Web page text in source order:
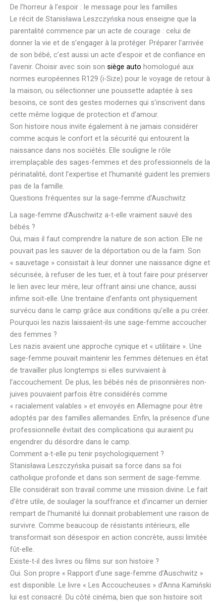
De l’horreur à l’espoir : le message pour les familles
Le récit de Stanisława Leszczyńska nous enseigne que la
parentalité commence par un acte de courage : celui de
donner la vie et de s’engager à la protéger. Préparer l’arrivée
de son bébé, c’est aussi un acte d’espoir et de confiance en
l’avenir. Choisir avec soin son siège auto homologué aux
normes européennes R129 (i-Size) pour le voyage de retour à
la maison, ou sélectionner une poussette adaptée à ses
besoins, ce sont des gestes modernes qui s’inscrivent dans
cette même logique de protection et d’amour.
Son histoire nous invite également à ne jamais considérer
comme acquis le confort et la sécurité qui entourent la
naissance dans nos sociétés. Elle souligne le rôle
irremplaçable des sages-femmes et des professionnels de la
périnatalité, dont l’expertise et l’humanité guident les premiers
pas de la famille.
Questions fréquentes sur la sage-femme d’Auschwitz
La sage-femme d’Auschwitz a-t-elle vraiment sauvé des
bébés ?
Oui, mais il faut comprendre la nature de son action. Elle ne
pouvait pas les sauver de la déportation ou de la faim. Son
« sauvetage » consistait à leur donner une naissance digne et
sécurisée, à refuser de les tuer, et à tout faire pour préserver
le lien avec leur mère, leur offrant ainsi une chance, aussi
infime soit-elle. Une trentaine d’enfants ont physiquement
survécu dans le camp grâce aux conditions qu’elle a pu créer.
Pourquoi les nazis laissaient-ils une sage-femme accoucher
des femmes ?
Les nazis avaient une approche cynique et « utilitaire ». Une
sage-femme pouvait maintenir les femmes détenues en état
de travailler plus longtemps si elles survivaient à
l’accouchement. De plus, les bébés nés de prisonnières non-
juives pouvaient parfois être considérés comme
« racialement valables » et envoyés en Allemagne pour être
adoptés par des familles allemandes. Enfin, la présence d’une
professionnelle évitait des complications qui auraient pu
engendrer du désordre dans le camp.
Comment a-t-elle pu tenir psychologiquement ?
Stanisława Leszczyńska puisait sa force dans sa foi
catholique profonde et dans son serment de sage-femme.
Elle considérait son travail comme une mission divine. Le fait
d’être utile, de soulager la souffrance et d’incarner un dernier
rempart de l’humanité lui donnait probablement une raison de
survivre. Comme beaucoup de résistants intérieurs, elle
transformait son désespoir en action concrète, aussi limitée
fût-elle.
Existe-t-il des livres ou films sur son histoire ?
Oui. Son propre « Rapport d’une sage-femme d’Auschwitz »
est disponible. Le livre « Les Accoucheuses » d’Anna Kamiński
lui est consacré. Du côté cinéma, bien que son histoire soit